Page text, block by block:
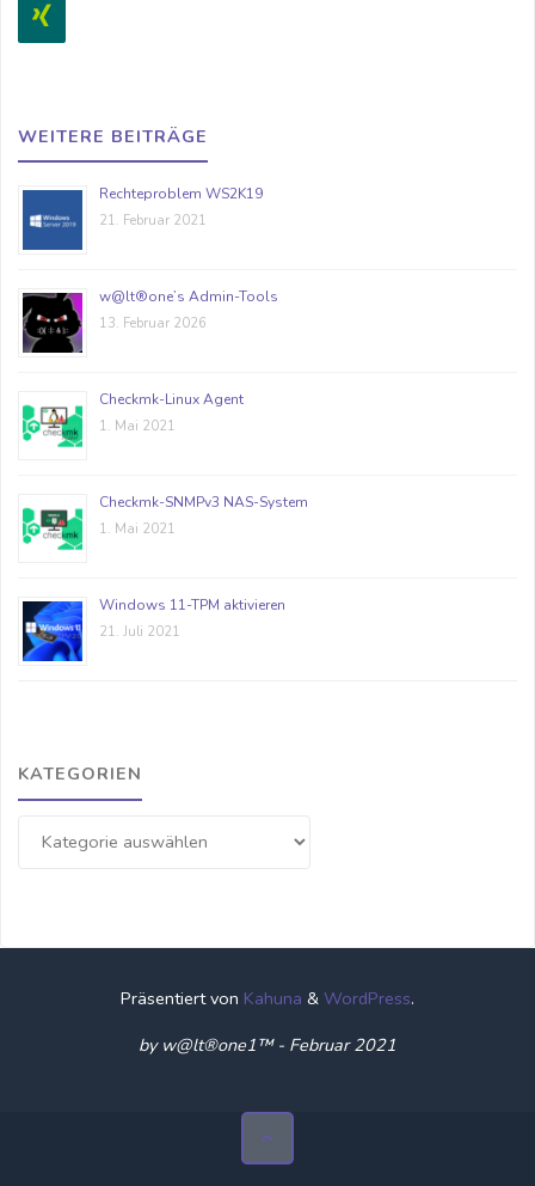
WEITERE BEITRÄGE
Rechteproblem WS2K19
21. Februar 2021
w@lt®one’s Admin-Tools
13. Februar 2026
Checkmk-Linux Agent
1. Mai 2021
Checkmk-SNMPv3 NAS-System
1. Mai 2021
Windows 11-TPM aktivieren
21. Juli 2021
KATEGORIEN
Präsentiert von Kahuna & WordPress.
by w@lt®one1™ - Februar 2021